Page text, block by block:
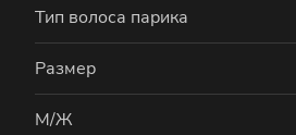
Тип волоса парика
Размер
М/Ж